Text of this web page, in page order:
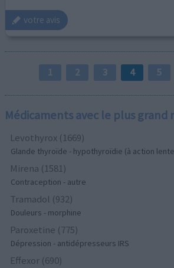
votre avis
1 2 3 4 5
Médicaments avec le plus grand
Levothyrox (1669)
Glande thyroïde - hypothyroïdie (à action
Mirena (1581)
Contraception - autre
Tramadol (932)
Douleurs - morphine
Paroxetine (775)
Dépression - antidépresseurs IRS
Effexor (690)